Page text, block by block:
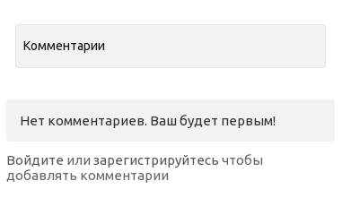
Комментарии
Нет комментариев. Ваш будет первым!
Войдите или зарегистрируйтесь чтобы
добавлять комментарии